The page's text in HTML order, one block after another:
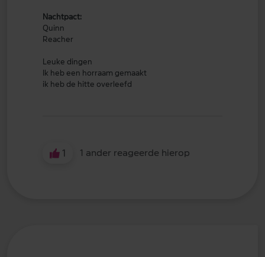
Nachtpact:
Quinn
Reacher
Leuke dingen
Ik heb een horraam gemaakt
ik heb de hitte overleefd
1 1 ander reageerde hierop